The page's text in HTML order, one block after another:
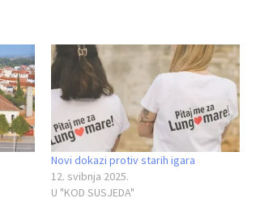
Novi dokazi protiv starih igara
12. svibnja 2025.
U "KOD SUSJEDA"